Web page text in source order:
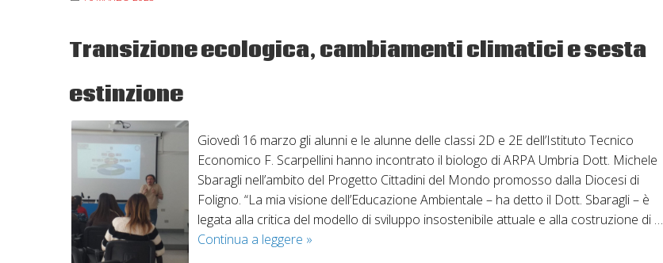
bosco
Transizione ecologica, cambiamenti climatici e sesta
estinzione
Giovedì 16 marzo gli alunni e le alunne delle classi 2D e 2E dell’Istituto Tecnico
Economico F. Scarpellini hanno incontrato il biologo di ARPA Umbria Dott. Michele
Sbaragli nell’ambito del Progetto Cittadini del Mondo promosso dalla Diocesi di
Foligno. “La mia visione dell’Educazione Ambientale – ha detto il Dott. Sbaragli – è
legata alla critica del modello di sviluppo insostenibile attuale e alla costruzione di …
Continua a leggere Transizione
»